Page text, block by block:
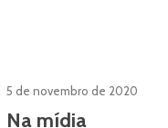
5 de novembro de 2020
Na mídia